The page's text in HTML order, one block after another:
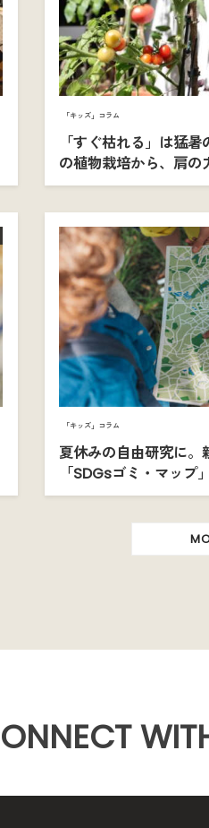
「キッズ」コラム
「すぐ枯れる」は猛
の植物栽培から、肩の
「キッズ」コラム
夏休みの自由研究に。
「SDGsゴミ・マップ